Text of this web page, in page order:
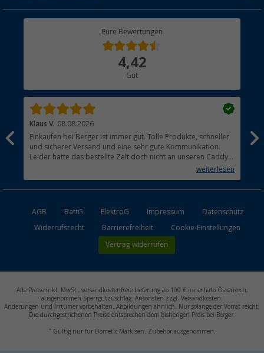
Rücksendung
Eure Bewertungen
4,42
Gut
Klaus V. 08.08.2026
Einkaufen bei Berger ist immer gut. Tolle Produkte, schneller
und sicherer Versand und eine sehr gute Kommunikation.
Leider hatte das bestellte Zelt doch nicht an unseren Caddy
Maxi gepasst. Die Rückabwicklung verlief ebenfalls absolut
weiterlesen
AGB BattG ElektroG Impressum
Datenschutz
Widerrufsrecht
Barrierefreiheit Cookie-Einstellungen
Vertrag widerrufen
Alle Preise inkl. MwSt., versandkostenfreie Lieferung ab 100 € innerhalb Österreich,
ausgenommen Sperrgutzuschlag. Ansonsten zzgl. Versandkosten.
Änderungen und Irrtümer vorbehalten. Abbildungen ähnlich. Nur solange der Vorrat reicht.
Die durchgestrichenen Preise entsprechen dem bisherigen Preis bei Berger.
*Gültig nur für Dometic Markisen. Zubehör ausgenommen.